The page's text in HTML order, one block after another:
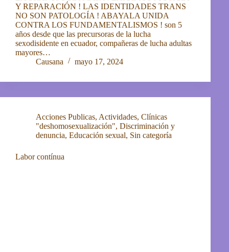
Y REPARACIÓN ! LAS IDENTIDADES TRANS
NO SON PATOLOGÍA ! ABAYALA UNIDA
CONTRA LOS FUNDAMENTALISMOS ! son 5
años desde que las precursoras de la lucha
sexodisidente en ecuador, compañeras de lucha adultas
mayores…
Causana
mayo 17, 2024
Acciones Publicas, Actividades, Clínicas
"deshomosexualización", Discriminación y
denuncia, Educación sexual, Sin categoría
Labor contínua